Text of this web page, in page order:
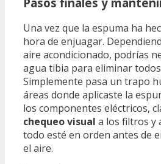
Una vez que la espuma ha
hora de enjuagar.
aire acondicionado, podrías
agua tibia para eliminar
Simplemente pasa un trapo
áreas donde aplicaste la
los componentes eléctricos,
chequeo visual a los filtros y
todo esté en orden antes de
el aire.